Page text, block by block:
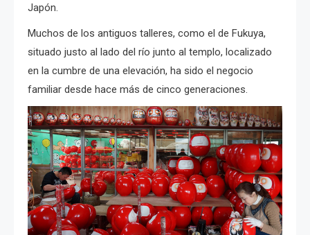
Japón.
Muchos de los antiguos talleres, como el de Fukuya,
situado justo al lado del río junto al templo, localizado
en la cumbre de una elevación, ha sido el negocio
familiar desde hace más de cinco generaciones.